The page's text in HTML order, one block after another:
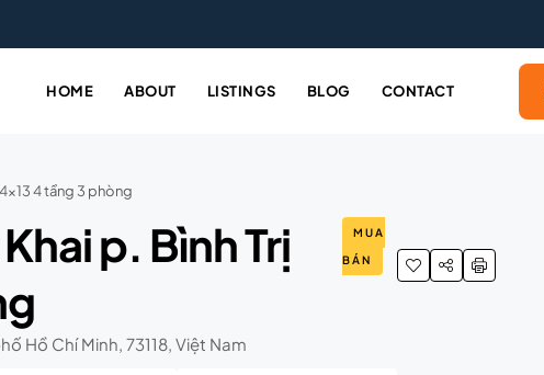
HOME ABOUT LISTINGS BLOG CONTACT
4 tầng 3 phòng
p. Bình Trị
MUA
BÁN
Hồ Chí Minh, 73118, Việt Nam